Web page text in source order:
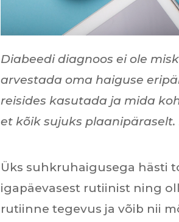
Diabeedi diagnoos ei ole
arvestada oma haiguse
reisides kasutada ja mida
et kõik sujuks plaanipäraselt.
Üks suhkruhaigusega hästi
igapäevasest rutiinist ning
rutiinne tegevus ja võib nii